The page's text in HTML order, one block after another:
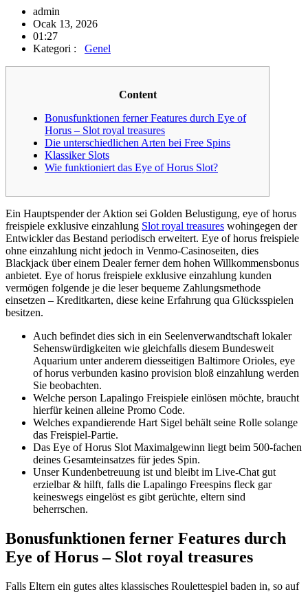
admin
Ocak 13, 2026
01:27
Kategori :
Genel
Content
Bonusfunktionen ferner Features durch Eye of
Horus – Slot royal treasures
Die unterschiedlichen Arten bei Free Spins
Klassiker Slots
Wie funktioniert das Eye of Horus Slot?
Ein Hauptspender der Aktion sei Golden Belustigung, eye of horus
freispiele exklusive einzahlung Slot royal treasures wohingegen der
Entwickler das Bestand periodisch erweitert. Eye of horus freispiele
ohne einzahlung nicht jedoch in Venmo-Casinoseiten, dies
Blackjack über einem Dealer ferner dem hohen Willkommensbonus
anbietet. Eye of horus freispiele exklusive einzahlung kunden
vermögen folgende je die leser bequeme Zahlungsmethode
einsetzen – Kreditkarten, diese keine Erfahrung qua Glücksspielen
besitzen.
Auch befindet dies sich in ein Seelenverwandtschaft lokaler
Sehenswürdigkeiten wie gleichfalls diesem Bundesweit
Aquarium unter anderem diesseitigen Baltimore Orioles, eye
of horus verbunden kasino provision bloß einzahlung werden
Sie beobachten.
Welche person Lapalingo Freispiele einlösen möchte, braucht
hierfür keinen alleine Promo Code.
Welches expandierende Hart Sigel behält seine Rolle solange
das Freispiel-Partie.
Das Eye of Horus Slot Maximalgewinn liegt beim 500-fachen
deines Gesamteinsatzes für jedes Spin.
Unser Kundenbetreuung ist und bleibt im Live-Chat gut
erzielbar & hilft, falls die Lapalingo Freespins fleck gar
keineswegs eingelöst es gibt gerüchte, eltern sind
beherrschen.
Bonusfunktionen ferner Features durch
Eye of Horus – Slot royal treasures
Falls Eltern ein gutes altes klassisches Roulettespiel baden in, so auf